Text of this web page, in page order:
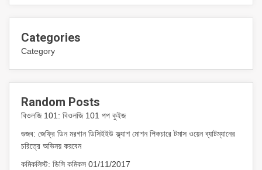
Categories
Category
Random Posts
বিওলজি 101: বিওলজি 101 পপ কুইজ
গুজব: জেফ্রি ডিন মরগান ডিসিইইউ ফ্ল্যাশ মোশন পিকচারে টমাস ওয়েন ব্যাটম্যানের
চরিত্রে অভিনয় করবেন
কমিকলিস্ট: ডিসি কমিকস 01/11/2017